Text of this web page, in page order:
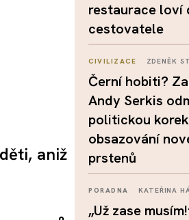
aniž
restaurace loví
cestovatele
CIVILIZACE ZDENĚK
Černí hobiti?
Andy Serkis
politickou
obsazování
prstenů
PORADNA KATEŘINA
„Už zase